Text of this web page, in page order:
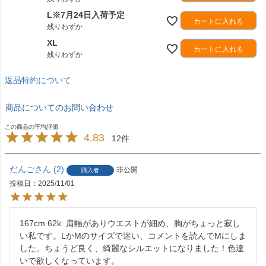
L※7月24日入荷予定
残りわずか
カートに入れる
XL
残りわずか
カートに入れる
返品特約について
商品についてのお問い合わせ
4.83 12
だんご 2 購入者
非公開
投稿日
2025/11/01
167cm 62k  肩幅がありウエストが細め、胸がちょっと寂し
い私です。LかMのサイズで迷い、コメントを読んでMにしま
した。ちょうど良く、綺麗なシルエットになりました！色違
いで欲しくなっています。